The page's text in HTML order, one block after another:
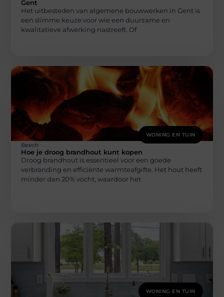
Gent
Het uitbesteden van algemene bouwwerken in Gent is
een slimme keuze voor wie een duurzame en
kwalitatieve afwerking nastreeft. Of
WONING EN TUIN
Beech
Hoe je droog brandhout kunt kopen
Droog brandhout is essentieel voor een goede
verbranding en efficiënte warmteafgifte. Het hout heeft
minder dan 20% vocht, waardoor het
WONING EN TUIN